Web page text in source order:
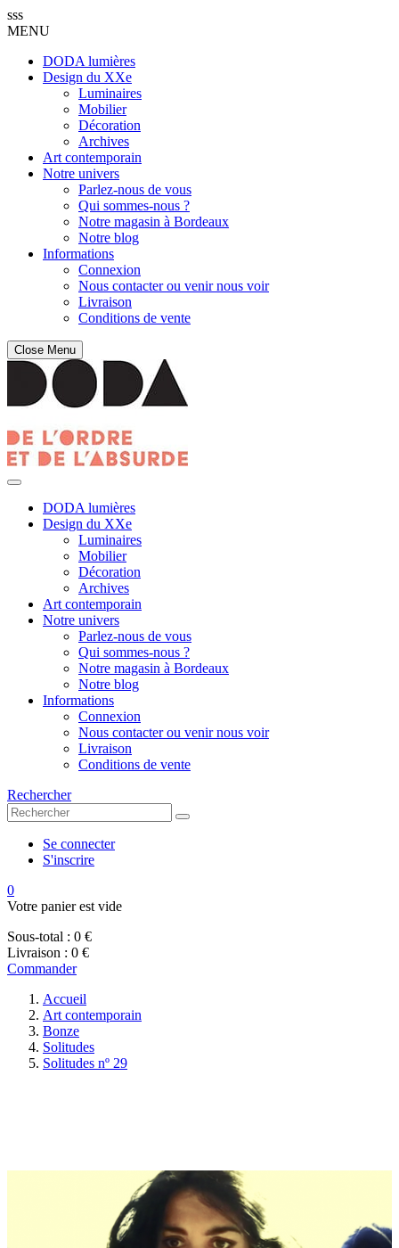
sss
MENU
DODA lumières
Design du XXe
Luminaires
Mobilier
Décoration
Archives
Art contemporain
Notre univers
Parlez-nous de vous
Qui sommes-nous ?
Notre magasin à Bordeaux
Notre blog
Informations
Connexion
Nous contacter ou venir nous voir
Livraison
Conditions de vente
Close Menu
DODA lumières
Design du XXe
Luminaires
Mobilier
Décoration
Archives
Art contemporain
Notre univers
Parlez-nous de vous
Qui sommes-nous ?
Notre magasin à Bordeaux
Notre blog
Informations
Connexion
Nous contacter ou venir nous voir
Livraison
Conditions de vente
Rechercher
Se connecter
S'inscrire
0
Votre panier est vide
Sous-total : 0 €
Livraison : 0 €
Commander
Accueil
Art contemporain
Bonze
Solitudes
Solitudes nº 29